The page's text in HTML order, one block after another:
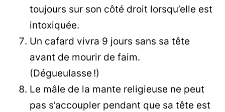
toujours sur son côté droit lorsqu’elle est
intoxiquée.
Un cafard vivra 9 jours sans sa tête
avant de mourir de faim.
(Dégueulasse !)
Le mâle de la mante religieuse ne peut
pas s’accoupler pendant que sa tête est